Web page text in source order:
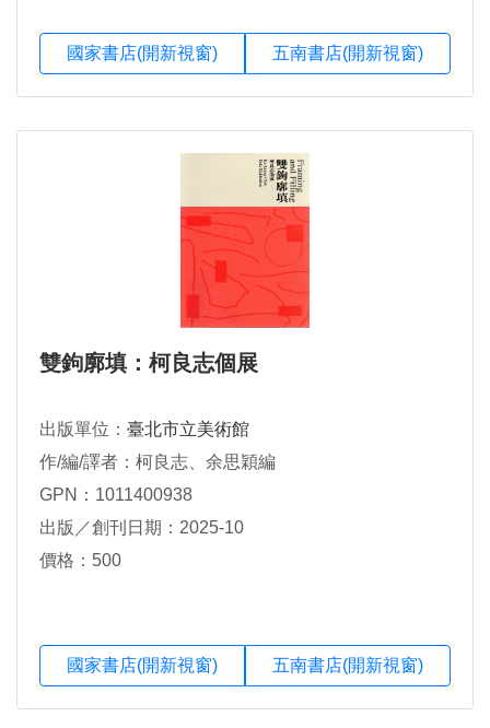
國家書店(開新視窗) 五南書店(開新視窗)
雙鉤廓填：柯良志個展
出版單位： 臺北市立美術館
作/編/譯者：柯良志、余思穎編
GPN：1011400938
出版／創刊日期：2025-10
價格：500
國家書店(開新視窗) 五南書店(開新視窗)